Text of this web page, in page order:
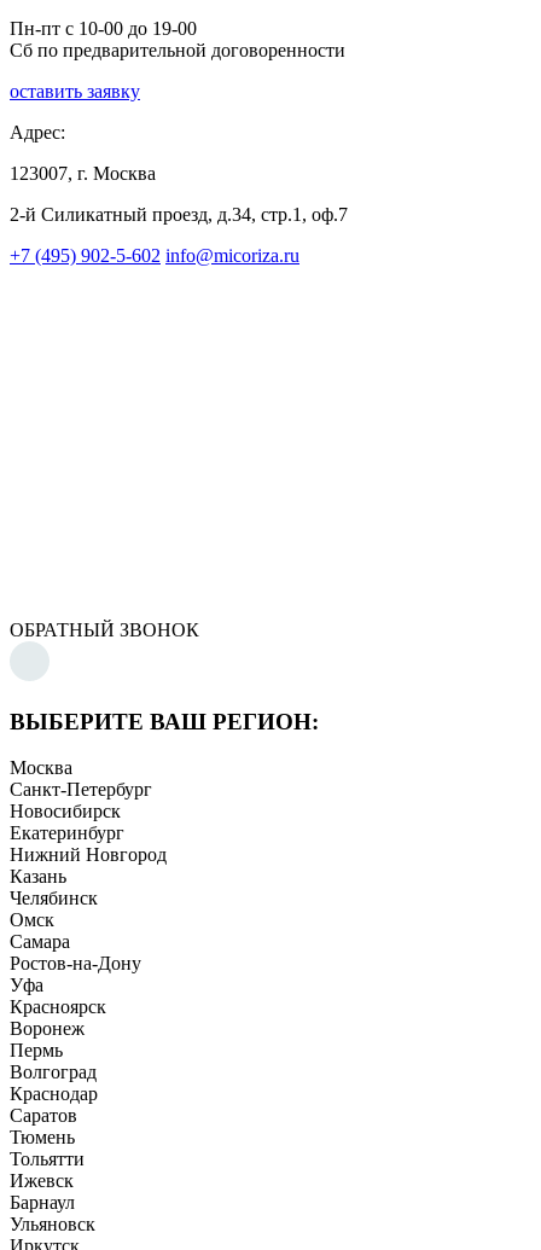
Пн-пт с 10-00 до 19-00
Сб по предварительной договоренности
оставить заявку
Адрес:
123007, г. Москва
2-й Силикатный проезд, д.34, стр.1, оф.7
+7 (495) 902-5-602 info@micoriza.ru
ОБРАТНЫЙ ЗВОНОК
ВЫБЕРИТЕ ВАШ РЕГИОН:
Москва
Санкт-Петербург
Новосибирск
Екатеринбург
Нижний Новгород
Казань
Челябинск
Омск
Самара
Ростов-на-Дону
Уфа
Красноярск
Воронеж
Пермь
Волгоград
Краснодар
Саратов
Тюмень
Тольятти
Ижевск
Барнаул
Ульяновск